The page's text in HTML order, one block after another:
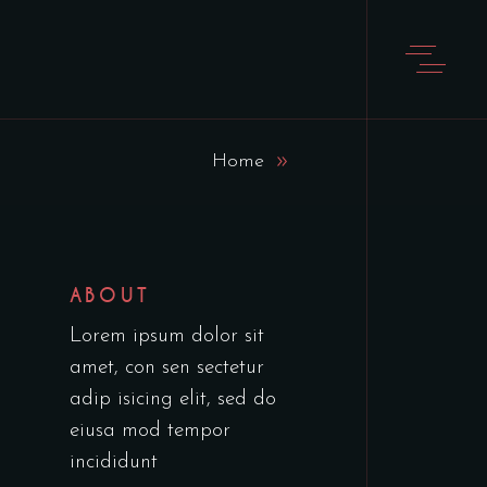
Home
ABOUT
Lorem ipsum dolor sit
amet, con sen sectetur
adip isicing elit, sed do
eiusa mod tempor
incididunt